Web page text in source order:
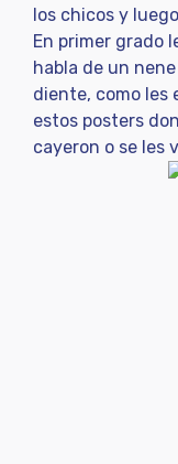
los chicos y
En primer grado
habla de un
diente, como les
estos posters
cayeron o se les